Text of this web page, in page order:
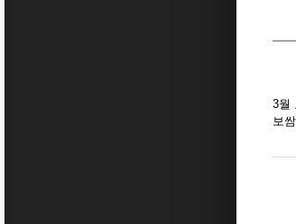
3월
보
Sketchbook5, 스케치